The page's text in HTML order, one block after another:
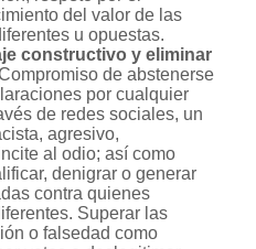
del valor de las
u opuestas.
constructivo y eliminar
de abstenerse
por cualquier
de redes sociales, un
agresivo,
al odio; así como
denigrar o generar
contra quienes
Superar las
o falsedad como